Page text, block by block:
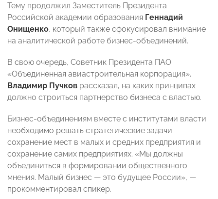
Тему продолжил Заместитель Президента
Российской академии образования Геннадий
Онищенко, который также сфокусировал внимание
на аналитической работе бизнес-объединений.
В свою очередь, Советник Президента ПАО
«Объединенная авиастроительная корпорация»,
Владимир Пучков рассказал, на каких принципах
должно строиться партнерство бизнеса с властью.
Бизнес-объединениям вместе с институтами власти
необходимо решать стратегические задачи:
сохранение мест в малых и средних предприятия и
сохранение самих предприятиях. «Мы должны
объединиться в формировании общественного
мнения. Малый бизнес — это будущее России», —
прокомментировал спикер.